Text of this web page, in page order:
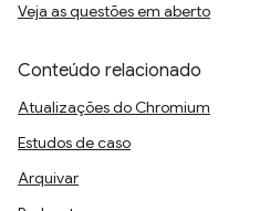
Veja as questões em aberto
Conteúdo relacionado
Atualizações do Chromium
Estudos de caso
Arquivar